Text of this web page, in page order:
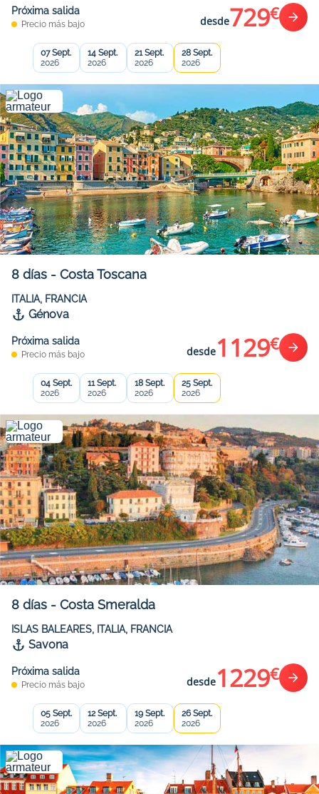
Próxima salida
Precio más bajo desde729€
07 Sept.
2026
14 Sept.
2026
21 Sept.
2026
28 Sept.
2026
8 días - Costa Toscana
ITALIA, FRANCIA
Génova
Próxima salida
Precio más bajo desde1129€
04 Sept.
2026
11 Sept.
2026
18 Sept.
2026
25 Sept.
2026
8 días - Costa Smeralda
ISLAS BALEARES, ITALIA, FRANCIA
Savona
Próxima salida
Precio más bajo desde1229€
05 Sept.
2026
12 Sept.
2026
19 Sept.
2026
26 Sept.
2026